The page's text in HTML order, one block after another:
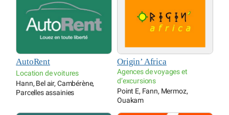
AutoRent
Location de voitures
Hann, Bel air, Cambérène,
Parcelles assainies
Origin’ Africa
Agences de voyages et
d’excursions
Point E, Fann, Mermoz,
Ouakam